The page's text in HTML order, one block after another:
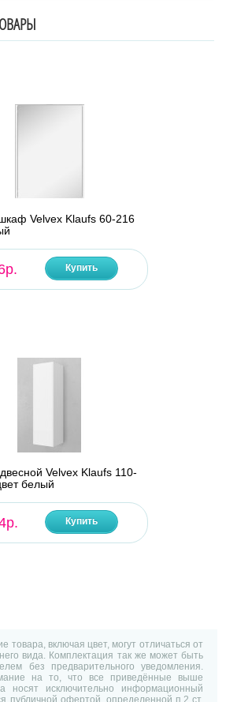
Velvex Klaufs 60-216
Купить
Velvex Klaufs 110-
белый
Купить
товара, включая цвет, могут отличаться от
вида. Комплектация так же может быть
без предварительного уведомления.
на то, что все приведённые выше
носят исключительно информационный
публичной офертой, определенной п.2 ст.